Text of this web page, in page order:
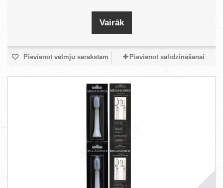
Vairāk
Pievienot vēlmju sarakstam Pievienot salīdzināšanai